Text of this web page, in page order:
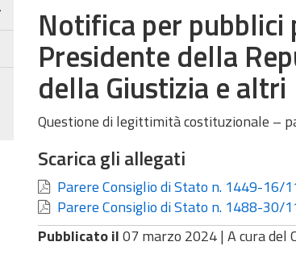
Notifica per
Presidente della
della Giustizia e altri
Questione di legittimità costituzionale –
Scarica gli allegati
Parere Consiglio di Stato n. 1449-16/
Parere Consiglio di Stato n. 1488-30/
Pubblicato il07 marzo 2024 | A cura del